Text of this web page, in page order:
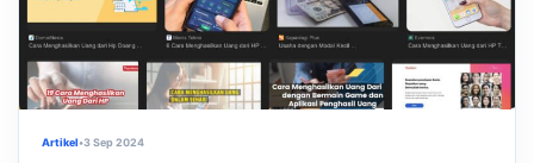
Artikel•3 Sep 2024